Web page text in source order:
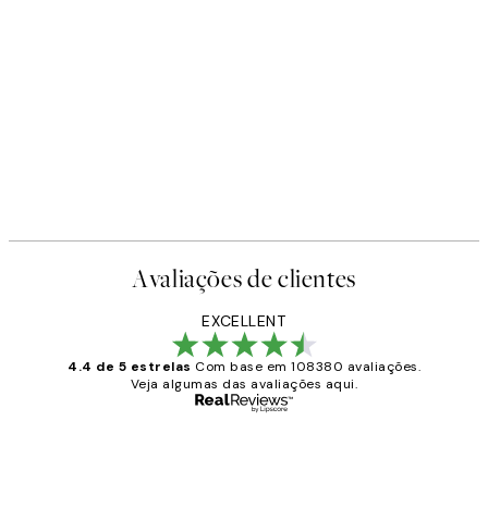
Avaliações de clientes
EXCELLENT
4.4 de 5 estrelas Com base em 108380 avaliações.
Veja algumas das avaliações aqui.